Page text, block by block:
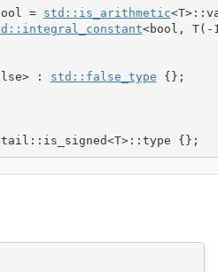
= std:: is_arithmetic<T>::
integral_constant<bool , T( -
> : std:: false_type {} ;
:: is_signed<T>:: type {} ;